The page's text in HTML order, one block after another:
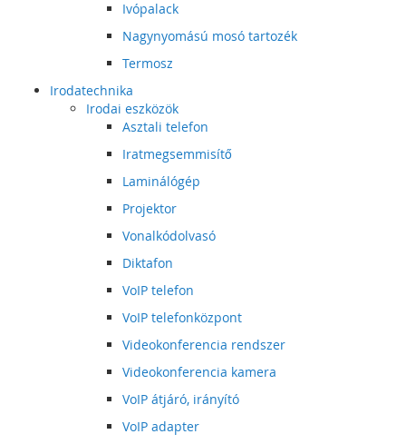
Ivópalack
Nagynyomású mosó tartozék
Termosz
Irodatechnika
Irodai eszközök
Asztali telefon
Iratmegsemmisítő
Laminálógép
Projektor
Vonalkódolvasó
Diktafon
VoIP telefon
VoIP telefonközpont
Videokonferencia rendszer
Videokonferencia kamera
VoIP átjáró, irányító
VoIP adapter